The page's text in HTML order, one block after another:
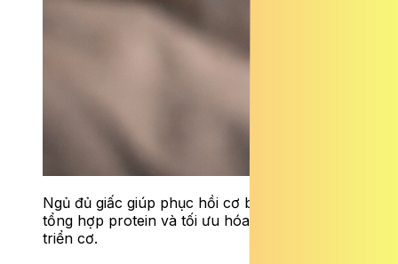
Ngủ đủ giấc giúp phục hồi cơ bắp, thúc đẩy
tổng hợp protein và tối ưu hóa quá trình phát
triển cơ.